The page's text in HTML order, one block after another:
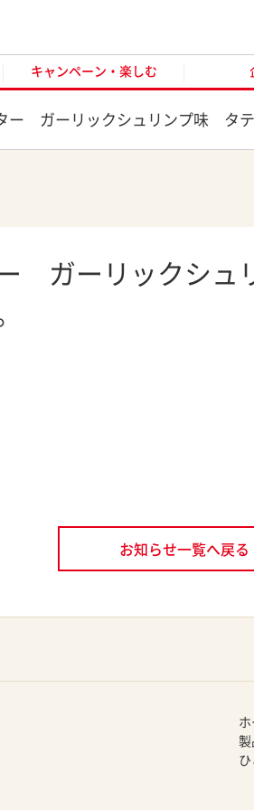
キャンペーン・楽しむ
ー ガーリックシュリンプ味 タ
ガーリックシ
お知らせ一覧へ戻る
ホ
製
ひ